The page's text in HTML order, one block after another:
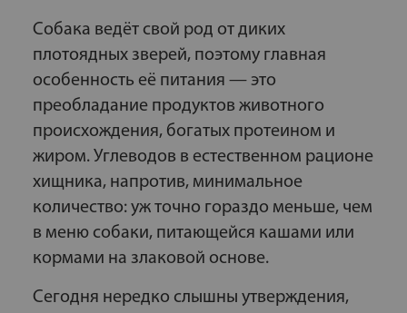
Собака ведёт свой род от диких
плотоядных зверей, поэтому главная
особенность её питания — это
преобладание продуктов животного
происхождения, богатых протеином и
жиром. Углеводов в естественном рационе
хищника, напротив, минимальное
количество: уж точно гораздо меньше, чем
в меню собаки, питающейся кашами или
кормами на злаковой основе.
Сегодня нередко слышны утверждения,